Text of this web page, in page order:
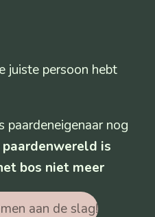
juiste persoon hebt
nog
paardenwereld is
bos niet meer
aan de slag!